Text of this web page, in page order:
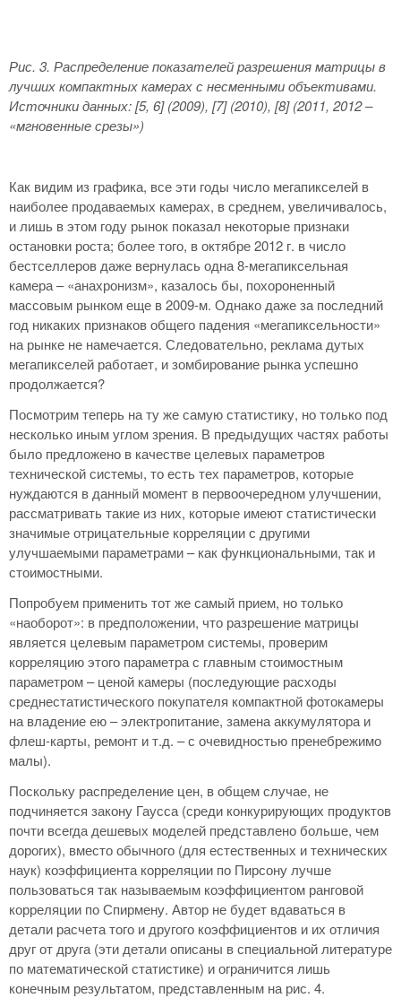
Рис. 3. Распределение показателей разрешения матрицы в
лучших компактных камерах с несменными объективами.
Источники данных: [5, 6] (2009), [7] (2010), [8] (2011, 2012 –
«мгновенные срезы»)
Как видим из графика, все эти годы число мегапикселей в
наиболее продаваемых камерах, в среднем, увеличивалось,
и лишь в этом году рынок показал некоторые признаки
остановки роста; более того, в октябре 2012 г. в число
бестселлеров даже вернулась одна 8-мегапиксельная
камера – «анахронизм», казалось бы, похороненный
массовым рынком еще в 2009-м. Однако даже за последний
год никаких признаков общего падения «мегапиксельности»
на рынке не намечается. Следовательно, реклама дутых
мегапикселей работает, и зомбирование рынка успешно
продолжается?
Посмотрим теперь на ту же самую статистику, но только под
несколько иным углом зрения. В предыдущих частях работы
было предложено в качестве целевых параметров
технической системы, то есть тех параметров, которые
нуждаются в данный момент в первоочередном улучшении,
рассматривать такие из них, которые имеют статистически
значимые отрицательные корреляции с другими
улучшаемыми параметрами – как функциональными, так и
стоимостными.
Попробуем применить тот же самый прием, но только
«наоборот»: в предположении, что разрешение матрицы
является целевым параметром системы, проверим
корреляцию этого параметра с главным стоимостным
параметром – ценой камеры (последующие расходы
среднестатистического покупателя компактной фотокамеры
на владение ею – электропитание, замена аккумулятора и
флеш-карты, ремонт и т.д. – с очевидностью пренебрежимо
малы).
Поскольку распределение цен, в общем случае, не
подчиняется закону Гаусса (среди конкурирующих продуктов
почти всегда дешевых моделей представлено больше, чем
дорогих), вместо обычного (для естественных и технических
наук) коэффициента корреляции по Пирсону лучше
пользоваться так называемым коэффициентом ранговой
корреляции по Спирмену. Автор не будет вдаваться в
детали расчета того и другого коэффициентов и их отличия
друг от друга (эти детали описаны в специальной литературе
по математической статистике) и ограничится лишь
конечным результатом, представленным на рис. 4.